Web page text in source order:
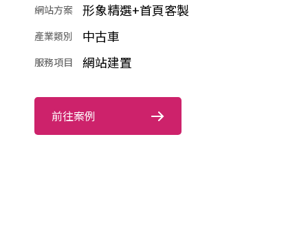
網站方案 形象精選+首頁客製
產業類別 中古車
服務項目 網站建置
前往案例